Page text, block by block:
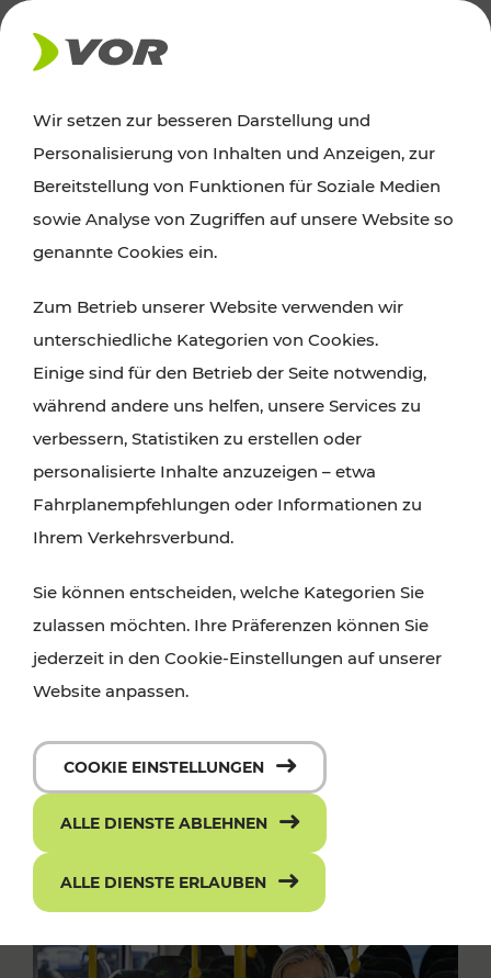
AKTUELLES
News
Alle wichtigen Meldungen zu Fahrplanänderungen,
finden Sie hier im Überblick.
Wir setzen zur besseren Darstellung und
Personalisierung von Inhalten und Anzeigen, zur
Bereitstellung von Funktionen für Soziale Medien
sowie Analyse von Zugriffen auf unsere Website so
genannte Cookies ein.
Zum Betrieb unserer Website verwenden wir
unterschiedliche Kategorien von Cookies.
Einige sind für den Betrieb der Seite notwendig,
während andere uns helfen, unsere Services zu
verbessern, Statistiken zu erstellen oder
personalisierte Inhalte anzuzeigen – etwa
Fahrplanempfehlungen oder Informationen zu
Ihrem Verkehrsverbund.
Sie können entscheiden, welche Kategorien Sie
zulassen möchten. Ihre Präferenzen können Sie
jederzeit in den Cookie-Einstellungen auf unserer
Website anpassen.
COOKIE EINSTELLUNGEN
ALLE DIENSTE ABLEHNEN
ALLE DIENSTE ERLAUBEN